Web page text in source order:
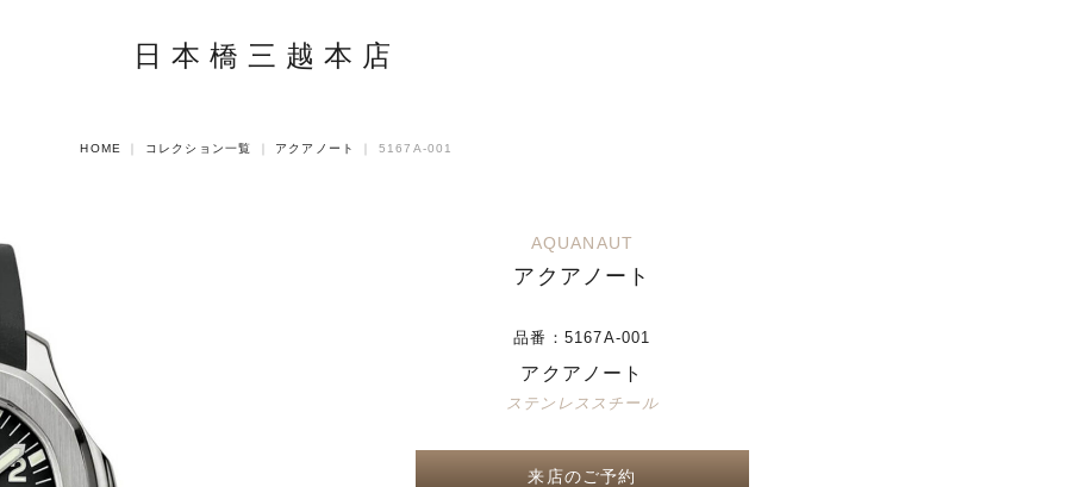
日本橋三越本店
HOME コレクション一覧 アクアノート 5167A-001
AQUANAUT
アクアノート
品番： 5167A-001
アクアノート
ステンレススチール
来店のご予約